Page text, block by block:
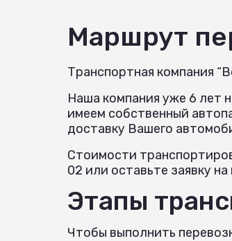
Маршрут
Транспортная компания
Наша компания уже 6 лет
имеем собственный
доставку Вашего
Стоимости
02 или оставьте заявку
Этапы
Чтобы выполнить